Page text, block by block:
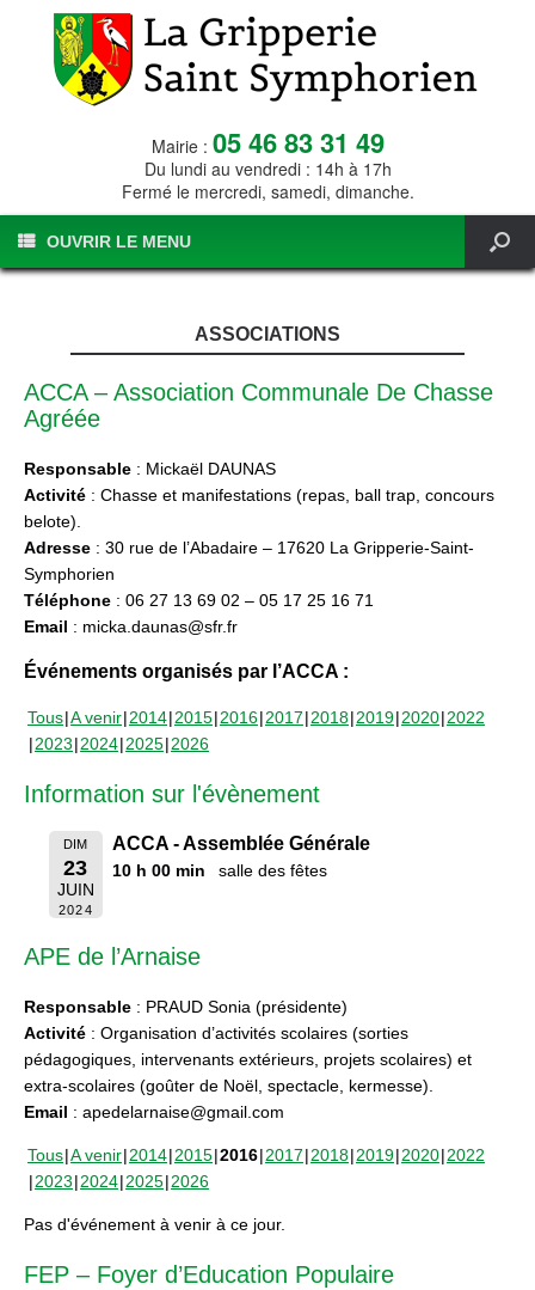
Mairie : 05 46 83 31 49
Du lundi au vendredi : 14h à 17h
Fermé le mercredi, samedi, dimanche.
OUVRIR LE MENU
ASSOCIATIONS
ACCA – Association Communale De Chasse
Agréée
Responsable : Mickaël DAUNAS
Activité : Chasse et manifestations (repas, ball trap, concours
belote).
Adresse : 30 rue de l’Abadaire – 17620 La Gripperie-Saint-
Symphorien
Téléphone : 06 27 13 69 02 – 05 17 25 16 71
Email : micka.daunas@sfr.fr
Événements organisés par l’ACCA :
Tous A venir 2014 2015 2016 2017 2018 2019 2020 2022
2023 2024 2025 2026
Information sur l'évènement
DIM
23
JUIN
2024
ACCA - Assemblée Générale
10 h 00 min salle des fêtes
APE de l’Arnaise
Responsable : PRAUD Sonia (présidente)
Activité : Organisation d’activités scolaires (sorties
pédagogiques, intervenants extérieurs, projets scolaires) et
extra-scolaires (goûter de Noël, spectacle, kermesse).
Email : apedelarnaise@gmail.com
Tous A venir 2014 2015 2016 2017 2018 2019 2020 2022
2023 2024 2025 2026
Pas d'événement à venir à ce jour.
FEP – Foyer d’Education Populaire